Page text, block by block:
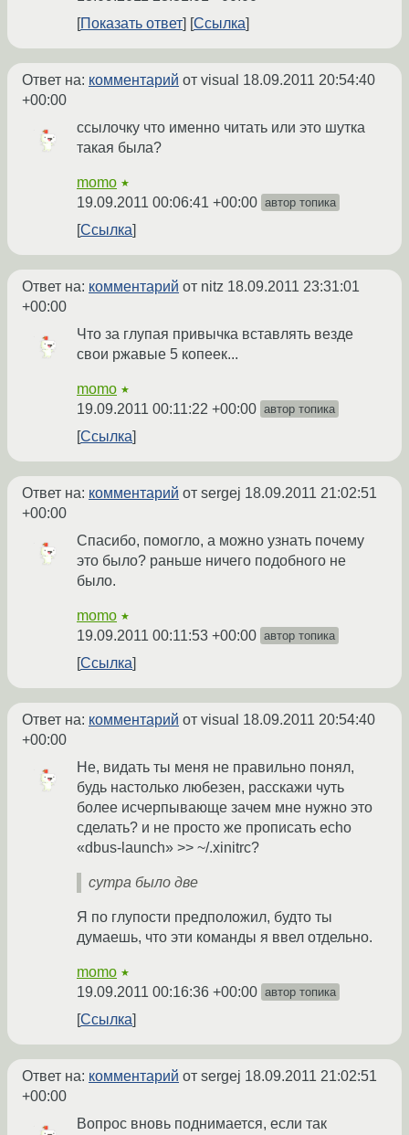
Показать ответ
Ссылка
Ответ на: комментарий от visual 18.09.2011 20:54:40
+00:00
ссылочку что именно читать или это шутка
такая была?
momo ★
19.09.2011 00:06:41 +00:00 автор топика
Ссылка
Ответ на: комментарий от nitz 18.09.2011 23:31:01
+00:00
Что за глупая привычка вставлять везде
свои ржавые 5 копеек...
momo ★
19.09.2011 00:11:22 +00:00 автор топика
Ссылка
Ответ на: комментарий от sergej 18.09.2011 21:02:51
+00:00
Спасибо, помогло, а можно узнать почему
это было? раньше ничего подобного не
было.
momo ★
19.09.2011 00:11:53 +00:00 автор топика
Ссылка
Ответ на: комментарий от visual 18.09.2011 20:54:40
+00:00
Не, видать ты меня не правильно понял,
будь настолько любезен, расскажи чуть
более исчерпывающе зачем мне нужно это
сделать? и не просто же прописать echo
«dbus-launch» >> ~/.xinitrc?
сутра было две
Я по глупости предположил, будто ты
думаешь, что эти команды я ввел отдельно.
momo ★
19.09.2011 00:16:36 +00:00 автор топика
Ссылка
Ответ на: комментарий от sergej 18.09.2011 21:02:51
+00:00
Вопрос вновь поднимается, если так